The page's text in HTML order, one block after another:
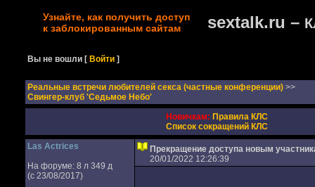
Узнайте, как получить доступ
к заблокированным сайтам
sextalk.ru –
Вы не вошли [Войти ]
Реальные встречи любителей секса (частные конференции) >>
Свингер-клуб 'Седьмое Небо'
Новичкам: Правила КЛС
Список сокращений КЛС
Las Actrices
На форуме: 8 л 349 д
(с 23/08/2017)
Прекращение доступа новым
20/01/2022 12:26:39